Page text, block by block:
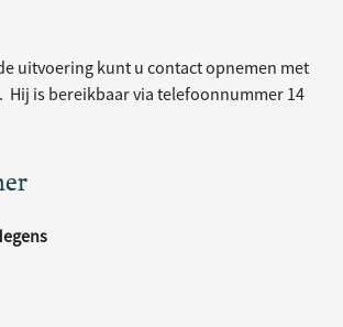
uitvoering kunt u contact opnemen met
Hij is bereikbaar via telefoonnummer 14